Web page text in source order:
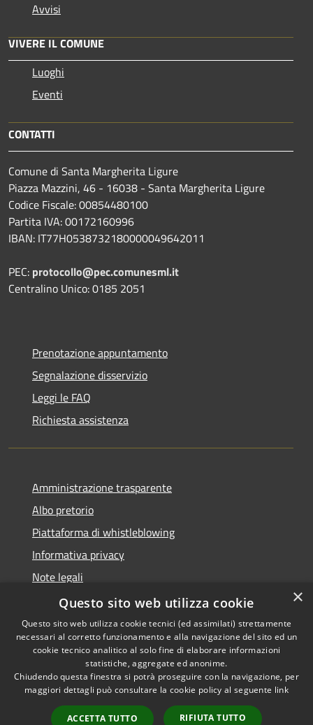
Avvisi
VIVERE IL COMUNE
Luoghi
Eventi
CONTATTI
Comune di Santa Margherita Ligure
Piazza Mazzini, 46 - 16038 - Santa Margherita Ligure
Codice Fiscale: 00854480100
Partita IVA: 00172160996
IBAN: IT77H0538732180000049642011
PEC: protocollo@pec.comunesml.it
Centralino Unico: 0185 2051
Prenotazione appuntamento
Segnalazione disservizio
Leggi le FAQ
Richiesta assistenza
Amministrazione trasparente
Albo pretorio
Piattaforma di whistleblowing
Informativa privacy
Note legali
Dichiarazione di accessibilità
RSS
Accessibilità
© 2022 • Comune di Santa
Margherita Ligure •
Powered by
Municipium• Accesso
×
Questo sito web utilizza cookie
Questo sito web utilizza cookie tecnici (ed assimilati) strettamente
necessari al corretto funzionamento e alla navigazione del sito ed un
cookie tecnico analitico al solo fine di elaborare informazioni
statistiche, aggregate ed anonime.
Chiudendo questa finestra si potrà proseguire con la navigazione, per
maggiori dettagli può consultare la cookie policy al seguente link
ACCETTA TUTTO RIFIUTA TUTTO